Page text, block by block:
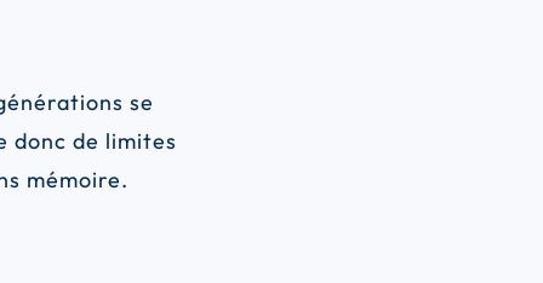
se
donc de limites
mémoire.